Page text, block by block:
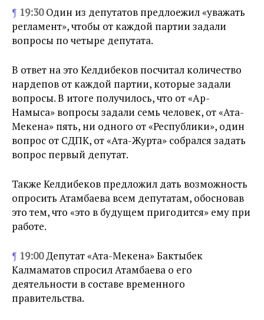
¶ 19:30Один из депутатов предлоежил «уважать
регламент», чтобы от каждой партии задали
вопросы по четыре депутата.
В ответ на это Келдибеков посчитал количество
нардепов от каждой партии, которые задали
вопросы. В итоге получилось, что от «Ар-
Намыса» вопросы задали семь человек, от «Ата-
Мекена» пять, ни одного от «Республики», один
вопрос от СДПК, от «Ата-Журта» собрался задать
вопрос первый депутат.
Также Келдибеков предложил дать возможность
опросить Атамбаева всем депутатам, обосновав
это тем, что «это в будущем пригодится» ему при
работе.
¶ 19:00Депутат «Ата-Мекена» Бактыбек
Калмаматов спросил Атамбаева о его
деятельности в составе временного
правительства.